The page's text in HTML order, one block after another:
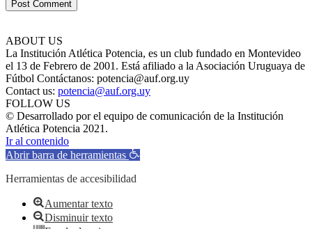
ABOUT US
La Institución Atlética Potencia, es un club fundado en Montevideo
el 13 de Febrero de 2001. Está afiliado a la Asociación Uruguaya de
Fútbol Contáctanos: potencia@auf.org.uy
Contact us: potencia@auf.org.uy
FOLLOW US
© Desarrollado por el equipo de comunicación de la Institución
Atlética Potencia 2021.
Ir al contenido
Abrir barra de herramientas
Herramientas de accesibilidad
Aumentar texto
Disminuir texto